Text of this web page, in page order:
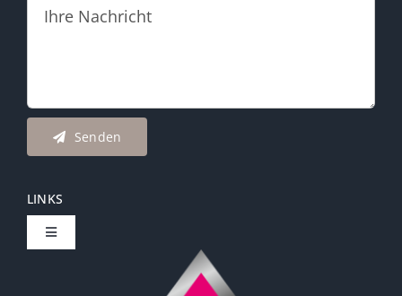
Senden
LINKS
Toggle
Carola Schönherr | Coaching & Beratung